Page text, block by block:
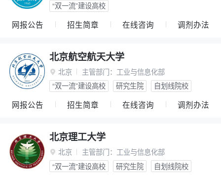
“双一流”建设高校
网报公告 招生简章 在线咨询 调剂办法
北京航空航天大学
 北京 主管部门： 工业与信息化部
“双一流”建设高校
研究生院 自划线院校
网报公告 招生简章 在线咨询 调剂办法
北京理工大学
 北京 主管部门： 工业与信息化部
“双一流”建设高校
研究生院 自划线院校